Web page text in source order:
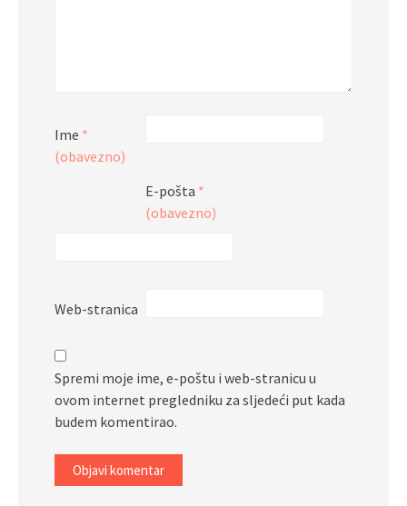
Ime *
(obavezno)
E-pošta *
(obavezno)
Web-stranica
Spremi moje ime, e-poštu i web-stranicu u
ovom internet pregledniku za sljedeći put kada
budem komentirao.